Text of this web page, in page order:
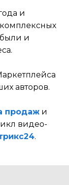
и
и
авторов.
продаж и
видео-
.